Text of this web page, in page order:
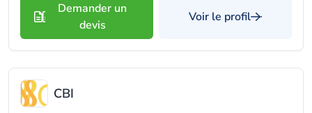
Demander un
devis
Voir le profil
CBI